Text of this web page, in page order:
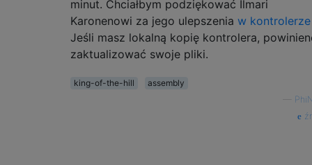
Paranoid > CopyPasta
Evolved > FirstTimer
Evolved > Janitor
ScanBomber > Evolved
DwarvenEngineer > Evolved
minut. Chciałbym podziękować Ilmari
Karonenowi za jego ulepszenia w kontrolerze
Jeśli masz lokalną kopię kontrolera,
zaktualizować swoje pliki.
king-of-the-hill
assembly